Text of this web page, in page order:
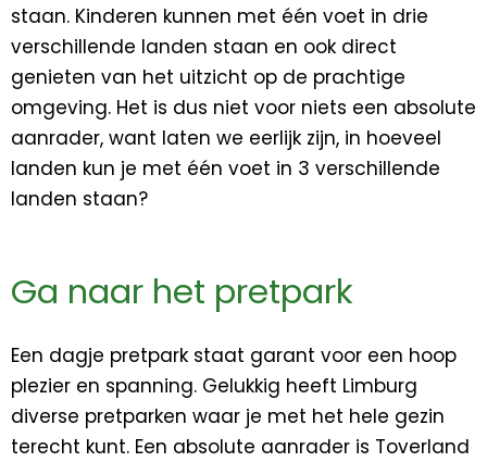
staan. Kinderen kunnen met één voet in drie
verschillende landen staan en ook direct
genieten van het uitzicht op de prachtige
omgeving. Het is dus niet voor niets een absolute
aanrader, want laten we eerlijk zijn, in hoeveel
landen kun je met één voet in 3 verschillende
landen staan?
Ga naar het pretpark
Een dagje pretpark staat garant voor een hoop
plezier en spanning. Gelukkig heeft Limburg
diverse pretparken waar je met het hele gezin
terecht kunt. Een absolute aanrader is Toverland